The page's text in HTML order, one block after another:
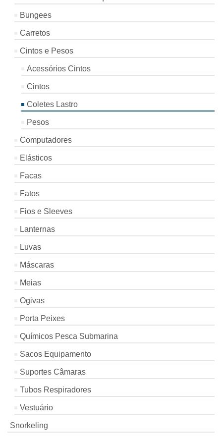
Bungees
Carretos
Cintos e Pesos
Acessórios Cintos
Cintos
Coletes Lastro
Pesos
Computadores
Elásticos
Facas
Fatos
Fios e Sleeves
Lanternas
Luvas
Máscaras
Meias
Ogivas
Porta Peixes
Químicos Pesca Submarina
Sacos Equipamento
Suportes Câmaras
Tubos Respiradores
Vestuário
Snorkeling